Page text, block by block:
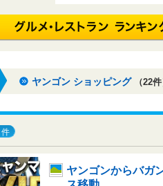
ヤンゴン ショッピング （22件
件
ヤンゴンからバガ